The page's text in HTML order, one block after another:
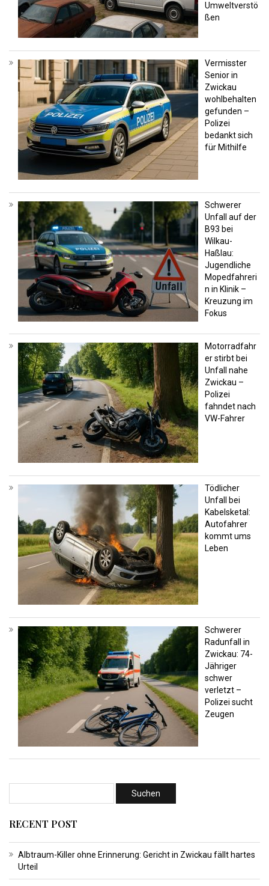
Umweltverstö
ßen
Vermisster
Senior in
Zwickau
wohlbehalten
gefunden –
Polizei
bedankt sich
für Mithilfe
Schwerer
Unfall auf der
B93 bei
Wilkau-
Haßlau:
Jugendliche
Mopedfahreri
n in Klinik –
Kreuzung im
Fokus
Motorradfahr
er stirbt bei
Unfall nahe
Zwickau –
Polizei
fahndet nach
VW-Fahrer
Tödlicher
Unfall bei
Kabelsketal:
Autofahrer
kommt ums
Leben
Schwerer
Radunfall in
Zwickau: 74-
Jähriger
schwer
verletzt –
Polizei sucht
Zeugen
RECENT POST
Albtraum-Killer ohne Erinnerung: Gericht in Zwickau fällt hartes
Urteil